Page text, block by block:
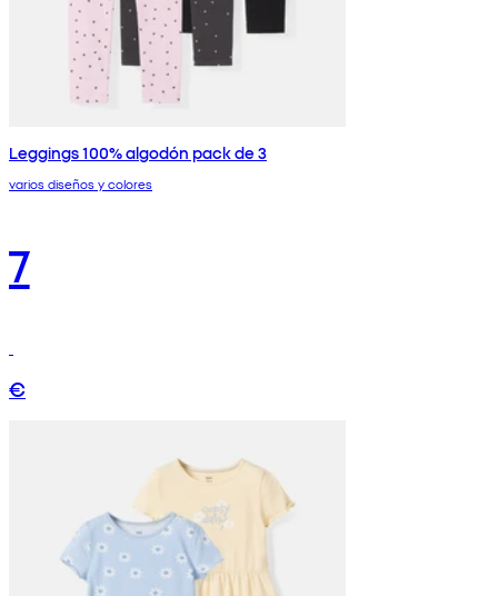
Leggings 100% algodón pack de 3
varios diseños y colores
7
€